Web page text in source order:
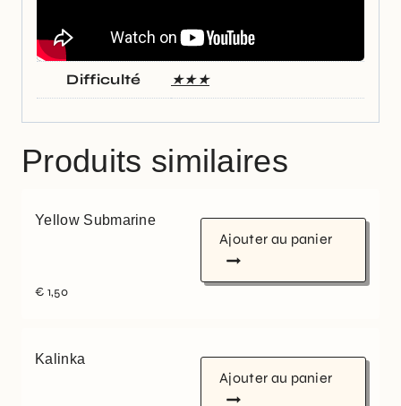
Difficulté ★★★
Produits similaires
Yellow Submarine
€ 1,50
Ajouter au panier
Kalinka
Ajouter au panier